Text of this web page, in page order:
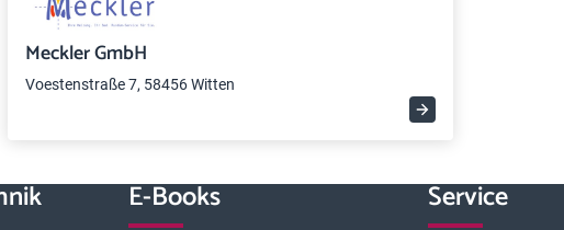
Meckler GmbH
Voestenstraße 7, 58456 Witten
E-Books Service